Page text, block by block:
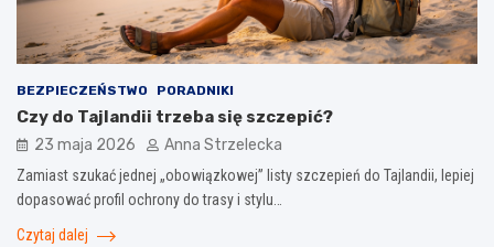
BEZPIECZEŃSTWO PORADNIKI
Czy do Tajlandii trzeba się szczepić?
23 maja 2026 Anna Strzelecka
Zamiast szukać jednej „obowiązkowej” listy szczepień do Tajlandii, lepiej
dopasować profil ochrony do trasy i stylu…
Czytaj dalej